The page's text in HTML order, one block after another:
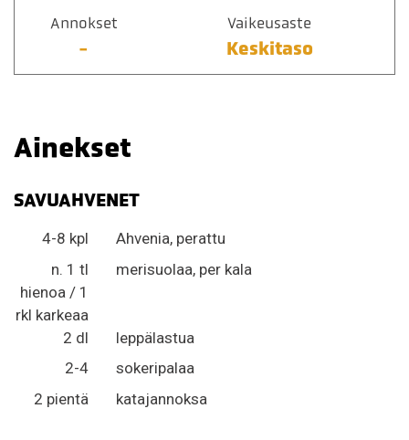
Annokset
-
Vaikeusaste
Keskitaso
Ainekset
SAVUAHVENET
4-8 kpl
Ahvenia, perattu
n. 1 tl
hienoa / 1
rkl karkeaa
merisuolaa, per kala
2 dl
leppälastua
2-4
sokeripalaa
2 pientä
katajannoksa